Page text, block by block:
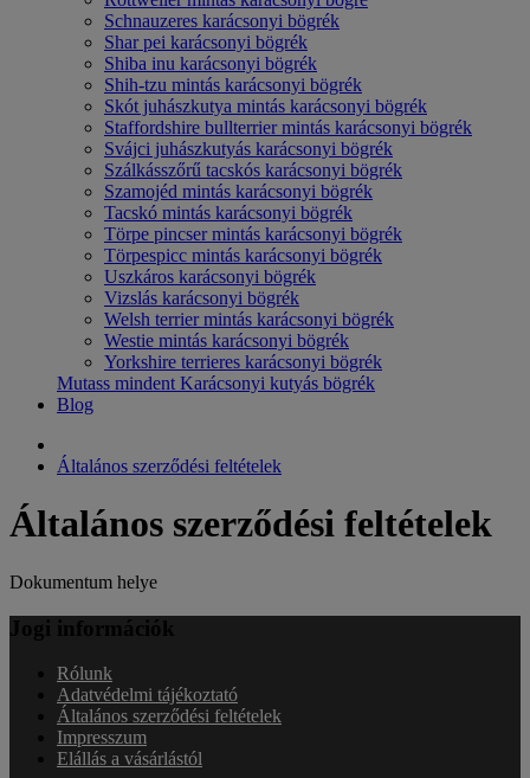
Schnauzeres karácsonyi bögrék
Shar pei karácsonyi bögrék
Shiba inu karácsonyi bögrék
Shih-tzu mintás karácsonyi bögrék
Skót juhászkutya mintás karácsonyi bögrék
Staffordshire bullterrier mintás karácsonyi bögrék
Svájci juhászkutyás karácsonyi bögrék
Szálkásszőrű tacskós karácsonyi bögrék
Szamojéd mintás karácsonyi bögrék
Tacskó mintás karácsonyi bögrék
Törpe pincser mintás karácsonyi bögrék
Törpespicc mintás karácsonyi bögrék
Uszkáros karácsonyi bögrék
Vizslás karácsonyi bögrék
Welsh terrier mintás karácsonyi bögrék
Westie mintás karácsonyi bögrék
Yorkshire terrieres karácsonyi bögrék
Mutass mindent Karácsonyi kutyás bögrék
Blog
Általános szerződési feltételek
Általános szerződési feltételek
Dokumentum helye
Jogi információk
Rólunk
Adatvédelmi tájékoztató
Általános szerződési feltételek
Impresszum
Elállás a vásárlástól